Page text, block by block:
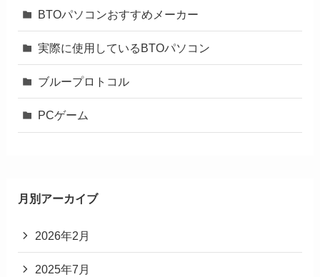
BTOパソコンおすすめメーカー
実際に使用しているBTOパソコン
ブループロトコル
PCゲーム
月別アーカイブ
2026年2月
2025年7月